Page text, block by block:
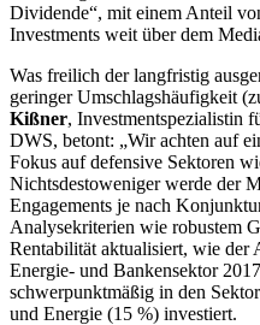
Dividende“, mit einem Anteil
Investments weit über dem
Was freilich der langfristig
geringer Umschlagshäufigkeit
Kißner, Investmentspezialistin
DWS, betont: „Wir achten auf
Fokus auf defensive Sektoren
Nichtsdestoweniger werde der
Engagements je nach
Analysekriterien wie robustem
Rentabilität aktualisiert, wie der
Energie- und Bankensektor
schwerpunktmäßig in den
und Energie (15 %) investiert.